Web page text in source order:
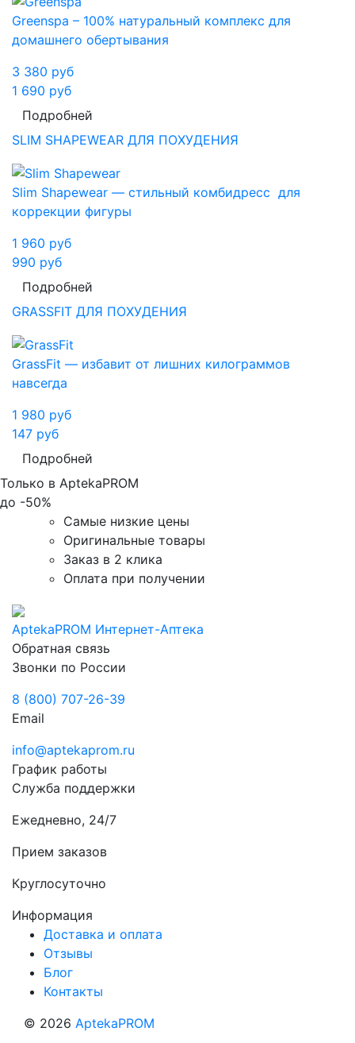
Greenspa – 100% натуральный комплекс для
домашнего обертывания
3 380 руб
1 690 руб
Подробней
SLIM SHAPEWEAR ДЛЯ ПОХУДЕНИЯ
Slim Shapewear — стильный комбидресс для
коррекции фигуры
1 960 руб
990 руб
Подробней
GRASSFIT ДЛЯ ПОХУДЕНИЯ
GrassFit — избавит от лишних килограммов
навсегда
1 980 руб
147 руб
Подробней
Только в AptekaPROM
до -50%
Самые низкие цены
Оригинальные товары
Заказ в 2 клика
Оплата при получении
AptekaPROM Интернет-Аптека
Обратная связь
Звонки по России
8 (800) 707-26-39
Email
info@aptekaprom.ru
График работы
Служба поддержки
Ежедневно, 24/7
Прием заказов
Круглосуточно
Информация
Доставка и оплата
Отзывы
Блог
Контакты
© 2026 AptekaPROM